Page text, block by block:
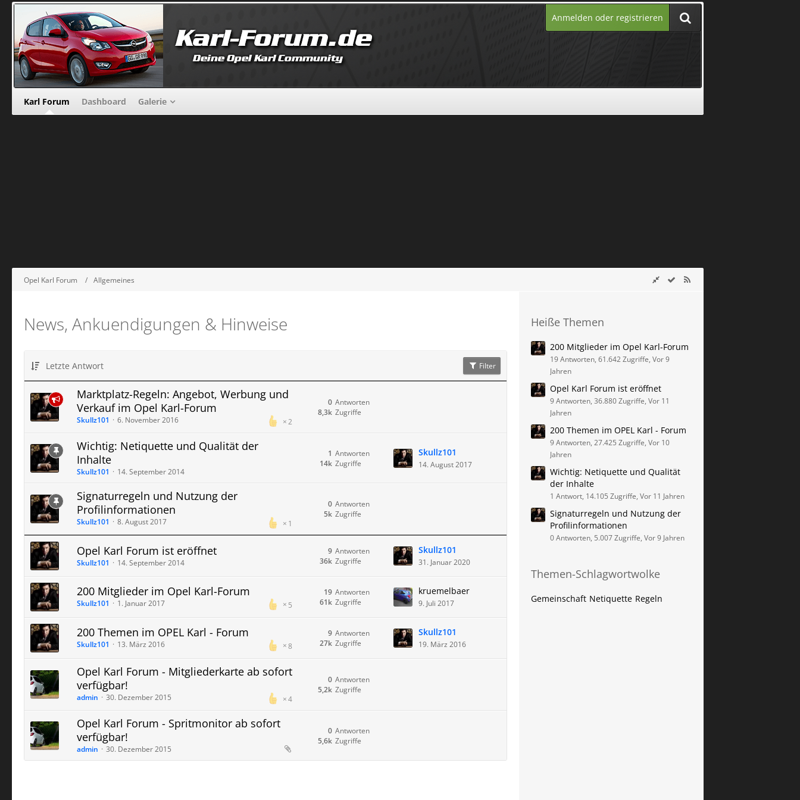
Anmelden oder registrieren
Karl Forum Dashboard Galerie
Opel Karl Forum Allgemeines
News, Ankuendigungen & Hinweise
Letzte Antwort Filter
Marktplatz-Regeln: Angebot, Werbung und
Verkauf im Opel Karl-Forum
2
Skullz101 6. November 2016
Antworten
0
Zugriffe
8,3k
Wichtig: Netiquette und Qualität der
Inhalte
Skullz101 14. September 2014
Antworten
1
Zugriffe
14k
Skullz101
14. August 2017
Signaturregeln und Nutzung der
Profilinformationen
1
Skullz101 8. August 2017
Antworten
0
Zugriffe
5k
Opel Karl Forum ist eröffnet
Skullz101 14. September 2014
Antworten
9
Zugriffe
36k
Skullz101
31. Januar 2020
200 Mitglieder im Opel Karl-Forum
5
Skullz101 1. Januar 2017
Antworten
19
Zugriffe
61k
kruemelbaer
9. Juli 2017
200 Themen im OPEL Karl - Forum
8
Skullz101 13. März 2016
Antworten
9
Zugriffe
27k
Skullz101
19. März 2016
Opel Karl Forum - Mitgliederkarte ab sofort
verfügbar!
4
admin 30. Dezember 2015
Antworten
0
Zugriffe
5,2k
Opel Karl Forum - Spritmonitor ab sofort
verfügbar!
admin 30. Dezember 2015
Antworten
0
Zugriffe
5,6k
Heiße Themen
200 Mitglieder im Opel Karl-Forum
19 Antworten, 61.642 Zugriffe, Vor 9
Jahren
Opel Karl Forum ist eröffnet
9 Antworten, 36.880 Zugriffe, Vor 11
Jahren
200 Themen im OPEL Karl - Forum
9 Antworten, 27.425 Zugriffe, Vor 10
Jahren
Wichtig: Netiquette und Qualität
der Inhalte
1 Antwort, 14.105 Zugriffe, Vor 11 Jahren
Signaturregeln und Nutzung der
Profilinformationen
0 Antworten, 5.007 Zugriffe, Vor 9 Jahren
Themen-Schlagwortwolke
Gemeinschaft Netiquette Regeln